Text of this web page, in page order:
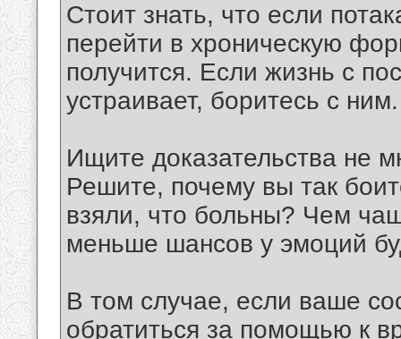
Стоит знать, что если
перейти в хроническую
получится. Если жизнь с
устраивает, боритесь с ним.
Ищите доказательства не
Решите, почему вы так
взяли, что больны? Чем
меньше шансов у эмоций
В том случае, если ваше
обратиться за помощью к